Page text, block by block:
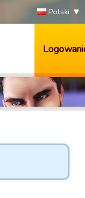
Polski